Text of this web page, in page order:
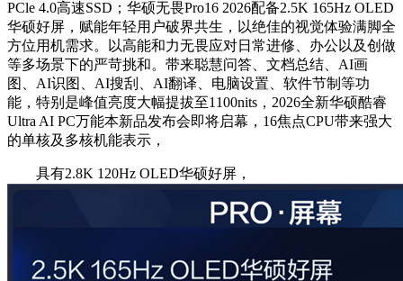
PCle 4.0高速SSD；华硕无畏Pro16 2026配备2.5K 165Hz OLED
华硕好屏，赋能年轻用户破界共生，以绝佳的视觉体验满脚全
方位用机需求。以高能和力无畏应对日常进修、办公以及创做
等多场景下的严苛挑和。带来聪慧问答、文档总结、AI画
图、AI识图、AI搜刮、AI翻译、电脑设置、软件节制等功
能，特别是峰值亮度大幅提拔至1100nits，2026全新华硕酷睿
Ultra AI PC万能本新品发布会即将启幕，16焦点CPU带来强大
的单核及多核机能表示，
具有2.8K 120Hz OLED华硕好屏，